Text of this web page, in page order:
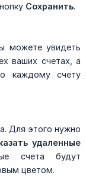
Сохранить.
можете увидеть
ваших счетах, а
каждому счету
Для этого нужно
удаленные
счета будут
цветом.